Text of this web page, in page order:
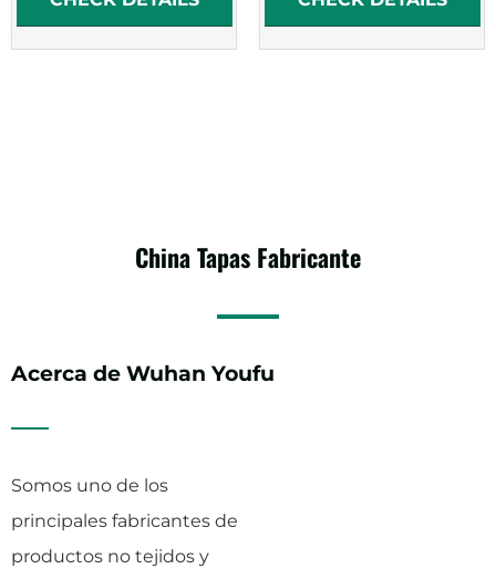
ChinaTapas Fabricante
Acerca de Wuhan Youfu
Somos uno de los
principales fabricantes de
productos no tejidos y